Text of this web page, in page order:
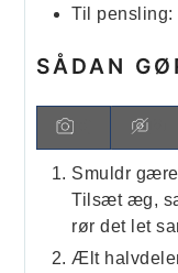
Til
SÅDAN
Smuldr
Tilsæt æg,
rør det let
Ælt